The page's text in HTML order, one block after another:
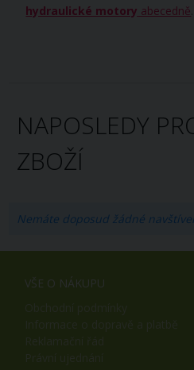
hydraulické motory abecedně
NAPOSLEDY
ZBOŽÍ
Nemáte doposud žádné
VŠE O NÁKUPU